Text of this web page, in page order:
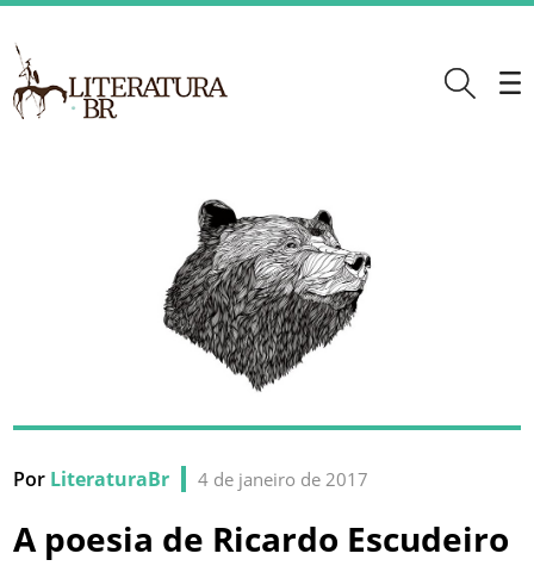
Por LiteraturaBr 4 de janeiro de 2017
A poesia de Ricardo Escudeiro